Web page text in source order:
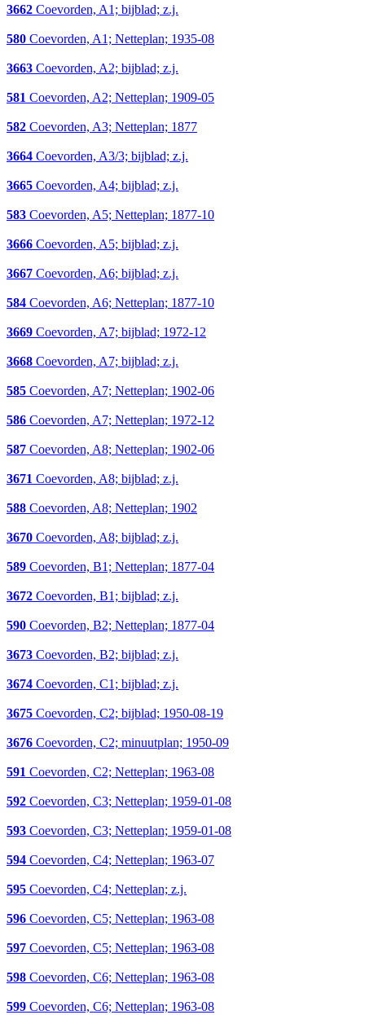
3662 Coevorden, A1; bijblad; z.j.
580 Coevorden, A1; Netteplan; 1935-08
3663 Coevorden, A2; bijblad; z.j.
581 Coevorden, A2; Netteplan; 1909-05
582 Coevorden, A3; Netteplan; 1877
3664 Coevorden, A3/3; bijblad; z.j.
3665 Coevorden, A4; bijblad; z.j.
583 Coevorden, A5; Netteplan; 1877-10
3666 Coevorden, A5; bijblad; z.j.
3667 Coevorden, A6; bijblad; z.j.
584 Coevorden, A6; Netteplan; 1877-10
3669 Coevorden, A7; bijblad; 1972-12
3668 Coevorden, A7; bijblad; z.j.
585 Coevorden, A7; Netteplan; 1902-06
586 Coevorden, A7; Netteplan; 1972-12
587 Coevorden, A8; Netteplan; 1902-06
3671 Coevorden, A8; bijblad; z.j.
588 Coevorden, A8; Netteplan; 1902
3670 Coevorden, A8; bijblad; z.j.
589 Coevorden, B1; Netteplan; 1877-04
3672 Coevorden, B1; bijblad; z.j.
590 Coevorden, B2; Netteplan; 1877-04
3673 Coevorden, B2; bijblad; z.j.
3674 Coevorden, C1; bijblad; z.j.
3675 Coevorden, C2; bijblad; 1950-08-19
3676 Coevorden, C2; minuutplan; 1950-09
591 Coevorden, C2; Netteplan; 1963-08
592 Coevorden, C3; Netteplan; 1959-01-08
593 Coevorden, C3; Netteplan; 1959-01-08
594 Coevorden, C4; Netteplan; 1963-07
595 Coevorden, C4; Netteplan; z.j.
596 Coevorden, C5; Netteplan; 1963-08
597 Coevorden, C5; Netteplan; 1963-08
598 Coevorden, C6; Netteplan; 1963-08
599 Coevorden, C6; Netteplan; 1963-08